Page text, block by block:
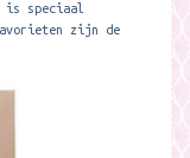
speciaal
favorieten zijn de